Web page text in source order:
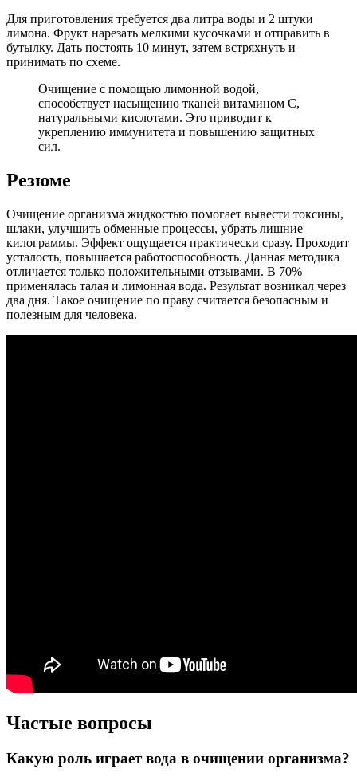
Для приготовления требуется два литра воды и 2 штуки
лимона. Фрукт нарезать мелкими кусочками и отправить в
бутылку. Дать постоять 10 минут, затем встряхнуть и
принимать по схеме.
Очищение с помощью лимонной водой,
способствует насыщению тканей витамином С,
натуральными кислотами. Это приводит к
укреплению иммунитета и повышению защитных
сил.
Резюме
Очищение организма жидкостью помогает вывести токсины,
шлаки, улучшить обменные процессы, убрать лишние
килограммы. Эффект ощущается практически сразу. Проходит
усталость, повышается работоспособность. Данная методика
отличается только положительными отзывами. В 70%
применялась талая и лимонная вода. Результат возникал через
два дня. Такое очищение по праву считается безопасным и
полезным для человека.
Частые вопросы
Какую роль играет вода в очищении организма?